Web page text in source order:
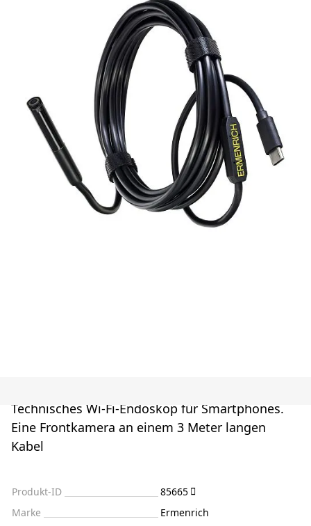
Technisches Wi-Fi-Endoskop für Smartphones.
Eine Frontkamera an einem 3 Meter langen
Kabel
Produkt-ID
85665
Marke
Ermenrich